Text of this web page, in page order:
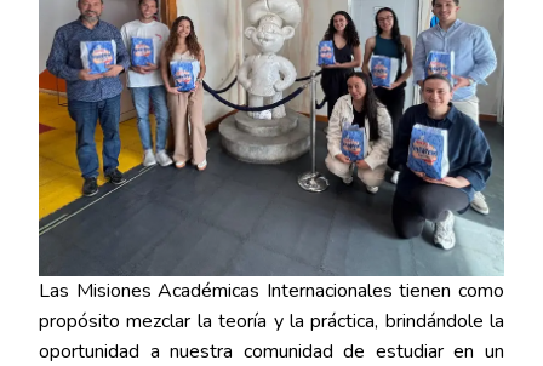
Las Misiones Académicas Internacionales tienen como
propósito mezclar la teoría y la práctica, brindándole la
oportunidad a nuestra comunidad de estudiar en un